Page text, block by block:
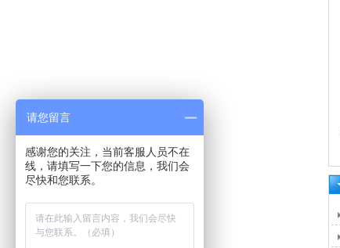
请您留言
感谢您的关注，当前客服人员不在
线，请填写一下您的信息，我们会
尽快和您联系。